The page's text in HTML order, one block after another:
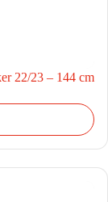
22/23 – 144 cm